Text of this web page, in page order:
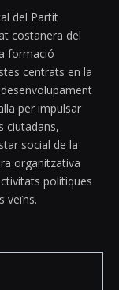
del Partit
costanera del
formació
centrats en la
per impulsar
ciutadans,
social de la
organitzativa
polítiques
veïns.